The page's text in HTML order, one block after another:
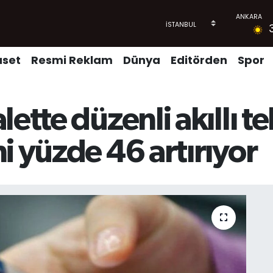
Resmi Reklam Dünya Editörden Spor
düzenli akıllı
yüzde 46 artırıyor